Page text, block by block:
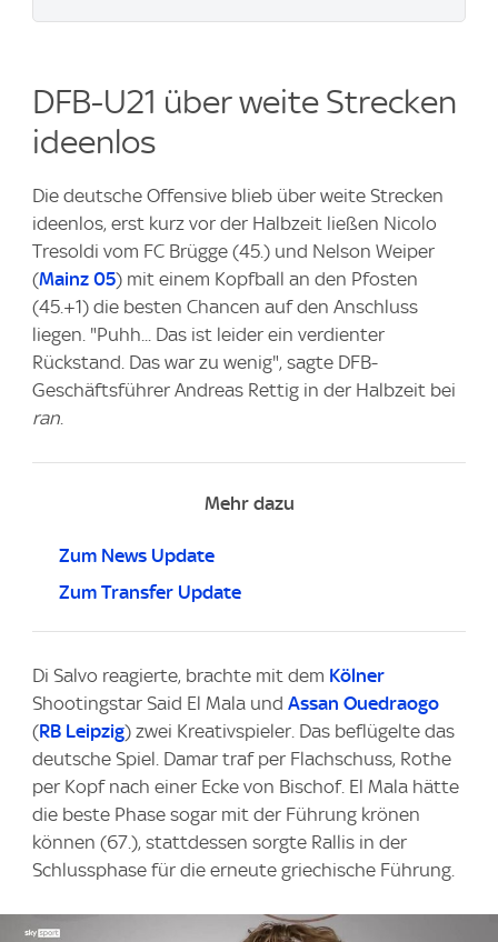
DFB-U21 über weite Strecken
ideenlos
Die deutsche Offensive blieb über weite Strecken
ideenlos, erst kurz vor der Halbzeit ließen Nicolo
Tresoldi vom FC Brügge (45.) und Nelson Weiper
(Mainz 05) mit einem Kopfball an den Pfosten
(45.+1) die besten Chancen auf den Anschluss
liegen. "Puhh... Das ist leider ein verdienter
Rückstand. Das war zu wenig", sagte DFB-
Geschäftsführer Andreas Rettig in der Halbzeit bei
ran.
Mehr dazu
Zum News Update
Zum Transfer Update
Di Salvo reagierte, brachte mit dem Kölner
Shootingstar Said El Mala und Assan Ouedraogo
(RB Leipzig) zwei Kreativspieler. Das beflügelte das
deutsche Spiel. Damar traf per Flachschuss, Rothe
per Kopf nach einer Ecke von Bischof. El Mala hätte
die beste Phase sogar mit der Führung krönen
können (67.), stattdessen sorgte Rallis in der
Schlussphase für die erneute griechische Führung.